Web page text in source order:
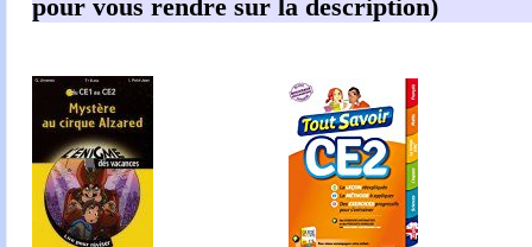
pour vous rendre sur la description)